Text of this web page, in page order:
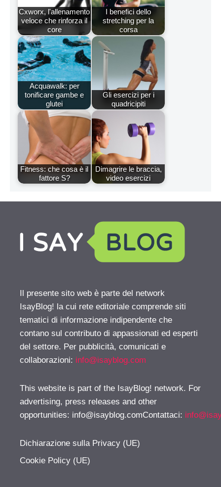
Cxworx, l'allenamento
veloce che rinforza il
core
I benefici dello
stretching per la
corsa
Acquawalk: per
tonificare gambe e
glutei
Gli esercizi per i
quadricipiti
Fitness: che cosa è il
fattore S?
Dimagrire le braccia,
video esercizi
Il presente sito web è parte del network
IsayBlog! la cui rete editoriale comprende siti
tematici di informazione indipendente che
contano sul contributo di appassionati ed esperti
del settore. Per pubblicità, comunicati e
collaborazioni: info@isayblog.com
This website is part of the IsayBlog! network. For
advertising, press releases and other
opportunities: info@isayblog.comContattaci:
Dichiarazione sulla Privacy (UE)
Cookie Policy (UE)